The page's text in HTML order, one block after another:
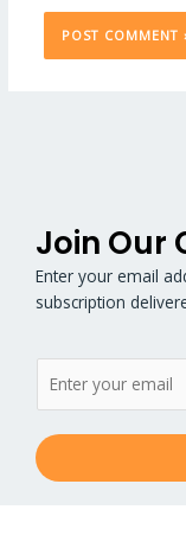
Join Our
Enter your email
subscription